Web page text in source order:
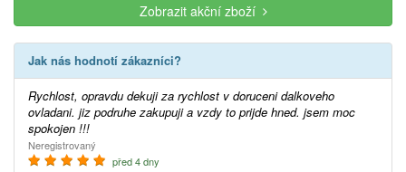
Zobrazit akční zboží
Jak nás hodnotí zákazníci?
Rychlost, opravdu dekuji za rychlost v doruceni dalkoveho
ovladani. jiz podruhe zakupuji a vzdy to prijde hned. jsem moc
spokojen !!!
Neregistrovaný
před 4 dny